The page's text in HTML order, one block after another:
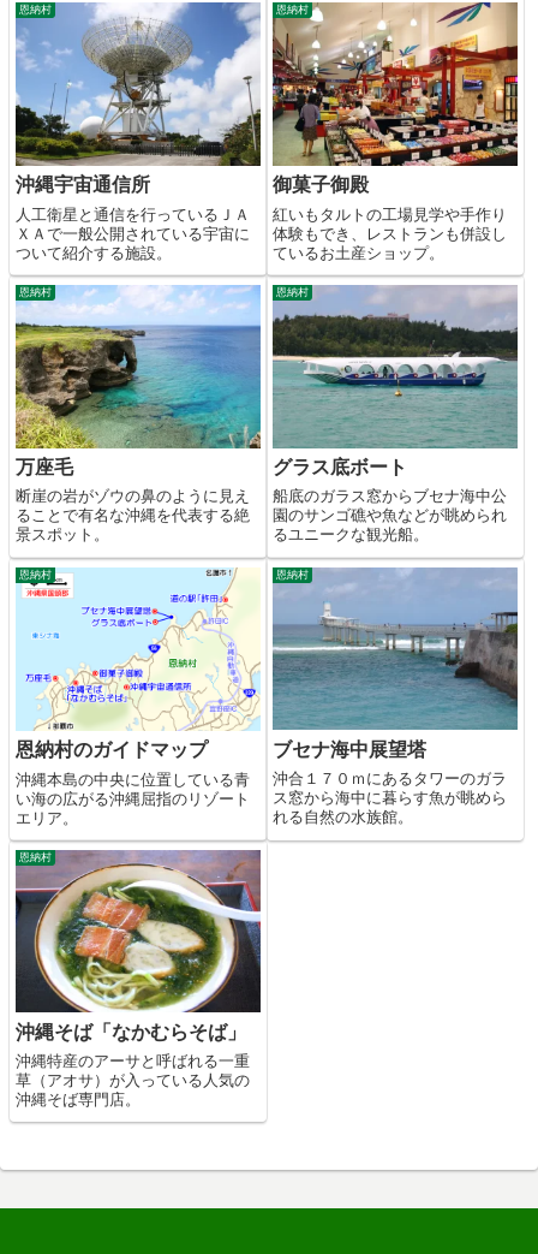
恩納村
沖縄宇宙通信所
人工衛星と通信を行っているＪＡ
ＸＡで一般公開されている宇宙に
ついて紹介する施設。
恩納村
御菓子御殿
紅いもタルトの工場見学や手作り
体験もでき、レストランも併設し
ているお土産ショップ。
恩納村
万座毛
断崖の岩がゾウの鼻のように見え
ることで有名な沖縄を代表する絶
景スポット。
恩納村
グラス底ボート
船底のガラス窓からブセナ海中公
園のサンゴ礁や魚などが眺められ
るユニークな観光船。
恩納村
恩納村のガイドマップ
沖縄本島の中央に位置している青
い海の広がる沖縄屈指のリゾート
エリア。
恩納村
ブセナ海中展望塔
沖合１７０ｍにあるタワーのガラ
ス窓から海中に暮らす魚が眺めら
れる自然の水族館。
恩納村
沖縄そば「なかむらそば」
沖縄特産のアーサと呼ばれる一重
草（アオサ）が入っている人気の
沖縄そば専門店。